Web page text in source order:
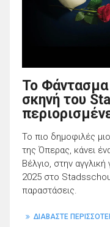
Το
σκηνή του
Το πιο δημοφιλές
της Όπερας, κάνει
Βέλγιο, στην
2025 στο
παραστάσεις.
ΔΙΑΒΑΣΤΕ